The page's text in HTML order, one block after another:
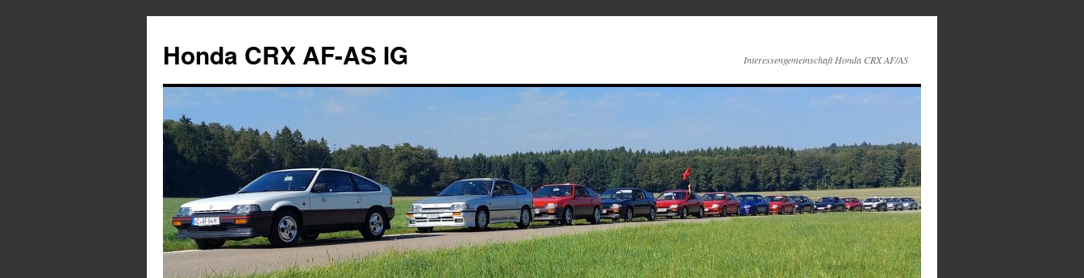
springen
Honda CRX AF-AS IG Interessengemeinschaft Honda CRX AF/AS